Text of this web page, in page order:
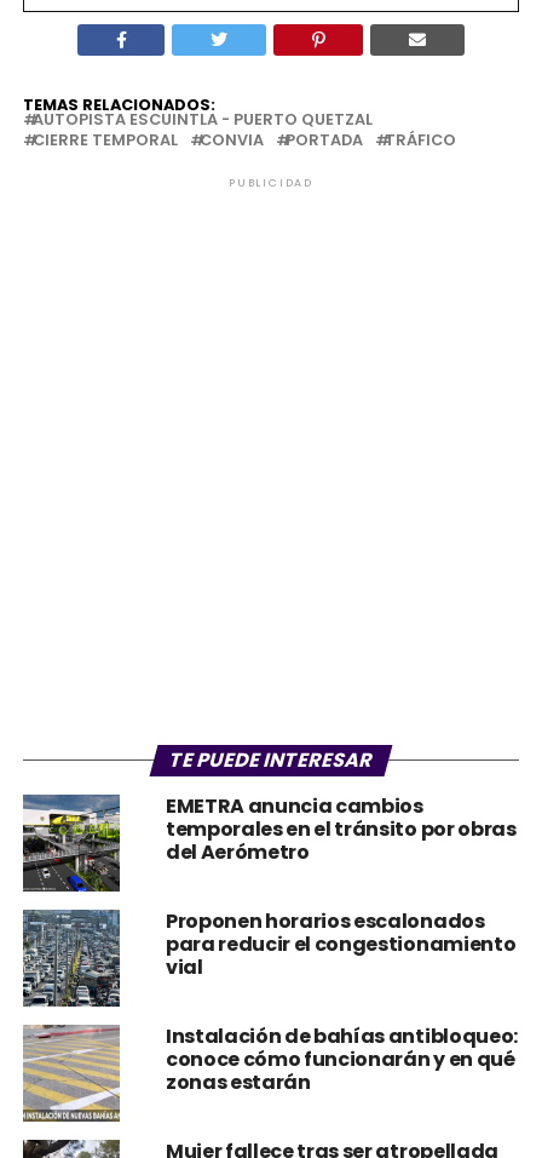
TEMAS RELACIONADOS:
AUTOPISTA ESCUINTLA - PUERTO QUETZAL
CIERRE TEMPORAL
CONVIA PORTADA TRÁFICO
PUBLICIDAD
TE PUEDE INTERESAR
EMETRA anuncia cambios
temporales en el tránsito por obras
del Aerómetro
Proponen horarios escalonados
para reducir el congestionamiento
vial
Instalación de bahías antibloqueo:
conoce cómo funcionarán y en qué
zonas estarán
Mujer fallece tras ser atropellada